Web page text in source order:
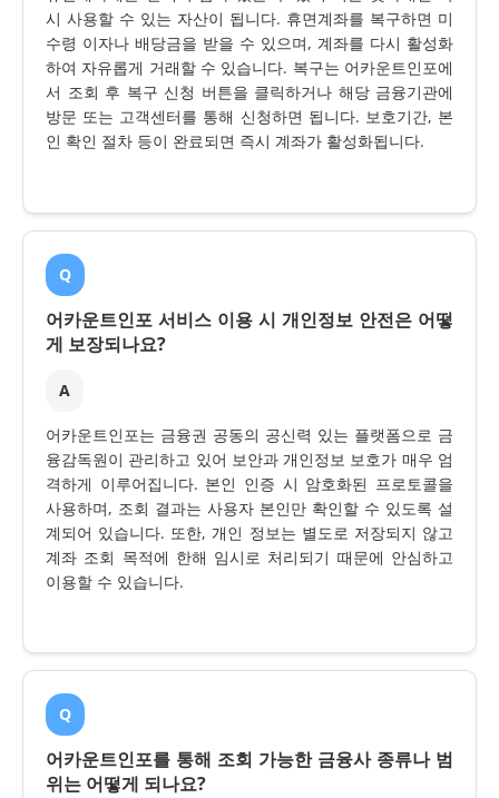
시 사용할 수 있는 자산이 됩니다. 휴면계좌를 복구하면 미
수령 이자나 배당금을 받을 수 있으며, 계좌를 다시 활성화
하여 자유롭게 거래할 수 있습니다. 복구는 어카운트인포에
서 조회 후 복구 신청 버튼을 클릭하거나 해당 금융기관에
방문 또는 고객센터를 통해 신청하면 됩니다. 보호기간, 본
인 확인 절차 등이 완료되면 즉시 계좌가 활성화됩니다.
Q
어카운트인포 서비스 이용 시 개인정보 안전은 어떻
게 보장되나요?
A
어카운트인포는 금융권 공동의 공신력 있는 플랫폼으로 금
융감독원이 관리하고 있어 보안과 개인정보 보호가 매우 엄
격하게 이루어집니다. 본인 인증 시 암호화된 프로토콜을
사용하며, 조회 결과는 사용자 본인만 확인할 수 있도록 설
계되어 있습니다. 또한, 개인 정보는 별도로 저장되지 않고
계좌 조회 목적에 한해 임시로 처리되기 때문에 안심하고
이용할 수 있습니다.
Q
어카운트인포를 통해 조회 가능한 금융사 종류나 범
위는 어떻게 되나요?